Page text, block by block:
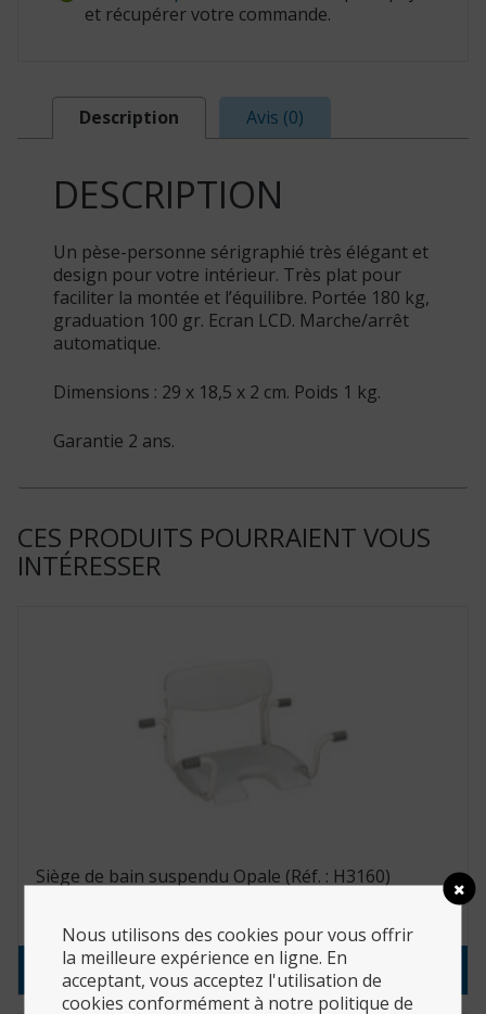
et récupérer votre commande.
Description Avis (0)
DESCRIPTION
Un pèse-personne sérigraphié très élégant et
design pour votre intérieur. Très plat pour
faciliter la montée et l’équilibre. Portée 180 kg,
graduation 100 gr. Ecran LCD. Marche/arrêt
automatique.
Dimensions : 29 x 18,5 x 2 cm. Poids 1 kg.
Garantie 2 ans.
CES PRODUITS POURRAIENT VOUS
INTÉRESSER
Siège de bain suspendu Opale (Réf. : H3160)
Consulter le produit
Nous utilisons des cookies pour vous offrir
la meilleure expérience en ligne. En
acceptant, vous acceptez l'utilisation de
cookies conformément à notre politique de